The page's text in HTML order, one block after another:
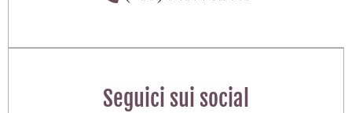
Seguici sui social